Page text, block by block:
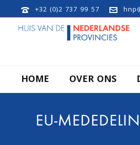
+32 (0)2 737 99 57
HOME OVER ONS
EU-